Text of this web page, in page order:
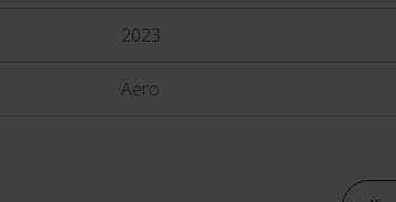
2023
Aero
Hydraulisk skivebremse Shimano